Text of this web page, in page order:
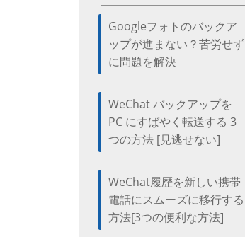
Googleフォトのバックア
ップが進まない？苦労せず
に問題を解決
WeChat バックアップを
PC にすばやく転送する 3
つの方法 [見逃せない]
WeChat履歴を新しい携帯
電話にスムーズに移行する
方法[3つの便利な方法]